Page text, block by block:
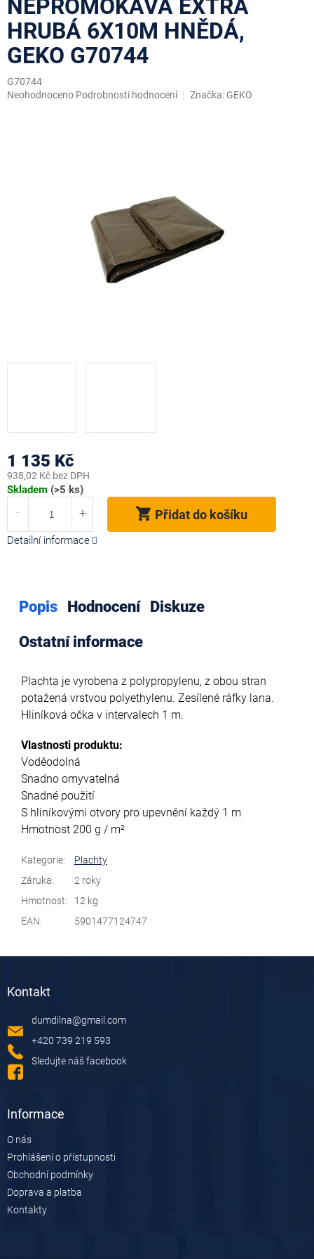
NEPROMOKAVÁ EXTRA
HRUBÁ 6X10M HNĚDÁ,
GEKO G70744
G70744
Průměrné
Neohodnoceno Podrobnosti hodnocení Značka: GEKO
1 135 Kč
938,02 Kč bez DPH
Měrná
Skladem (>5 ks)
Přidat do košíku
Detailní informace
Popis Hodnocení
Diskuze
Ostatní informace
Plachta je vyrobena z polypropylenu, z obou stran
potažená vrstvou polyethylenu. Zesílené ráfky lana.
Hliníková očka v intervalech 1 m.
Vlastnosti produktu:
Voděodolná
Snadno omyvatelná
Snadné použití
S hliníkovými otvory pro upevnění každý 1 m
Hmotnost 200 g / m²
Kategorie:
Plachty
Záruka:
2 roky
Hmotnost:
12 kg
EAN: 5901477124747
Kontakt
dumdilna@gmail.com
+420 739 219 593
Sledujte náš facebook
Informace
O nás
Prohlášení o přístupnosti
Obchodní podmínky
Doprava a platba
Kontakty